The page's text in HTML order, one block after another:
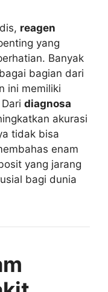
reagen
yang
Banyak
bagian dari
ini memiliki
diagnosa
akurasi
tidak bisa
enam
yang jarang
bagi dunia